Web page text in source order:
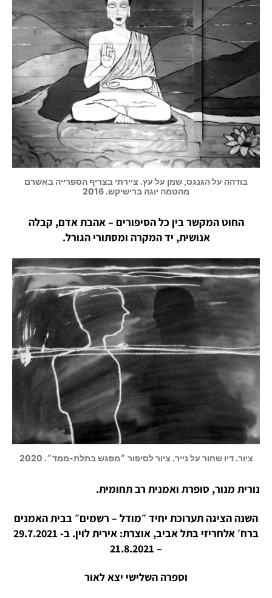
בודהה על הגנגס, שמן על עץ. ציירתי בצריף הספרייה באשרם
מהטמה יוגה ברישיקש. 2016
החוט המקשר בין כל הסיפורים – אהבת אדם, קבלה
אנושית, יד המקרה ומסתורי הגורל.
ציור. דיו שחור על נייר. ציור לסיפור ״מפגש בתלת-ממד״. 2020
נורית מנור, סופרת ואמנית רב תחומית.
השנה הציגה תערוכת יחיד ״מודל – רשמים״ בבית האמנים
ברח׳ אלחריזי בתל אביב, אוצרת: אירית לוין. ב- 29.7.2021
– 21.8.2021
וספרה השלישי יצא לאור